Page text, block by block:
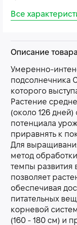
Все
Описание
Умеренно-
подсолнечника
которого
Растение
(около 126
потенциала
приравнять к
Для
метод
темпы развития
позволяет
обеспечивая
питательных
корневой
(160 - 180 см) и